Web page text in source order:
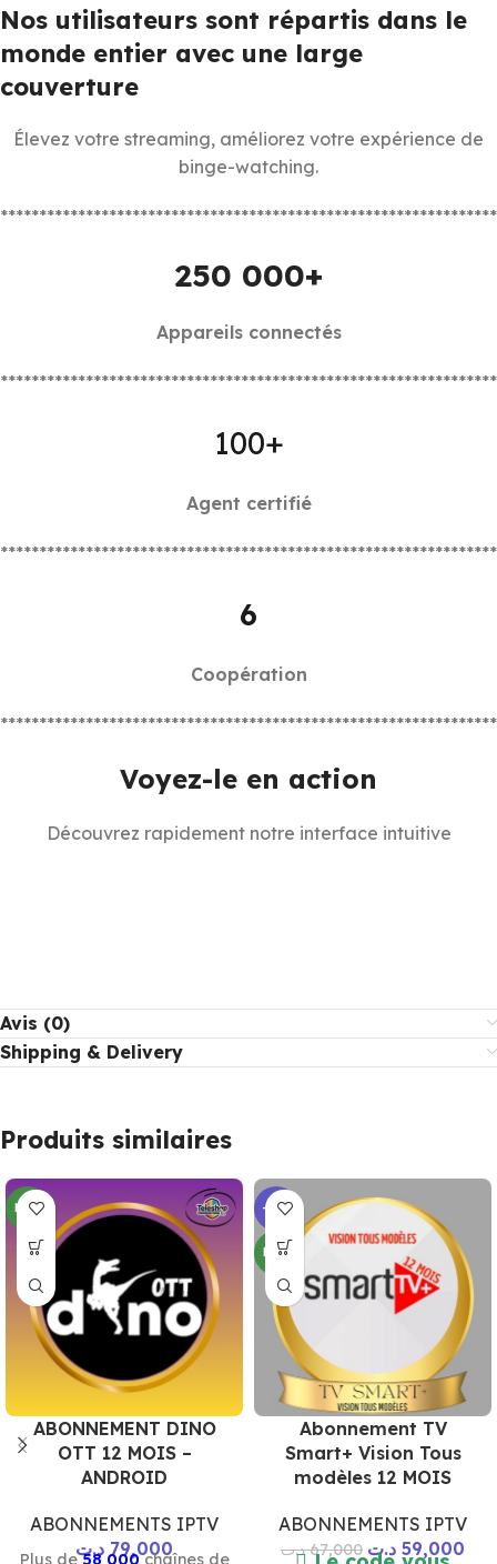
Nos utilisateurs sont répartis dans le
monde entier avec une large
couverture
Élevez votre streaming, améliorez votre expérience de
binge-watching.
250 000+
Appareils connectés
100+
Agent certifié
6
Coopération
Voyez-le en action
Découvrez rapidement notre interface intuitive
Avis (0)
Shipping & Delivery
Produits similaires
NEW
ABONNEMENT DINO
OTT 12 MOIS –
ANDROID
ABONNEMENTS IPTV
79,000 د.تPlus de58 000chaînes de
-12%
NEW
Abonnement TV
Smart+ Vision Tous
modèles 12 MOIS
ABONNEMENTS IPTV
67,000 د.ت 59,000 د.ت